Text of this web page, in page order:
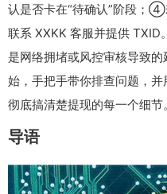
认是否卡在“待确认”阶段；④
联系 XXKK 客服并提供 TXID
是网络拥堵或风控审核导致
始，手把手带你排查问题，
彻底搞清楚提现的每一个细节。
导语